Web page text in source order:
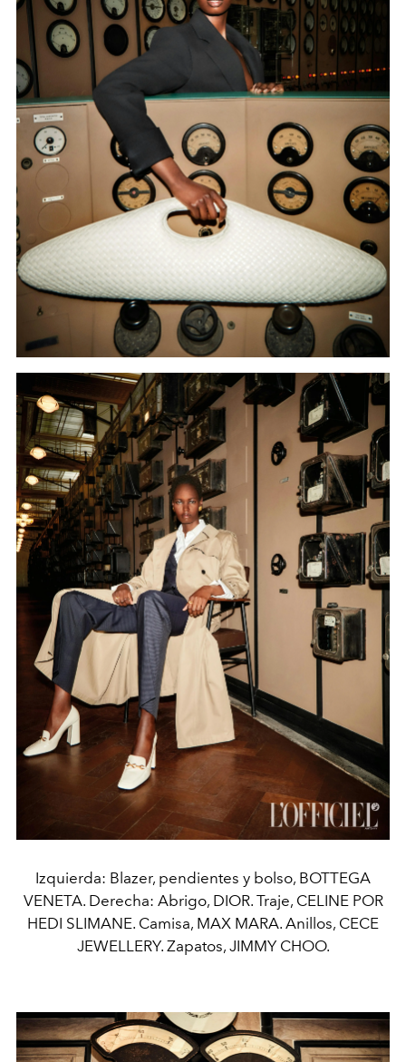
Izquierda: Blazer, pendientes y bolso, BOTTEGA
VENETA. Derecha: Abrigo, DIOR. Traje, CELINE POR
HEDI SLIMANE. Camisa, MAX MARA. Anillos, CECE
JEWELLERY. Zapatos, JIMMY CHOO.